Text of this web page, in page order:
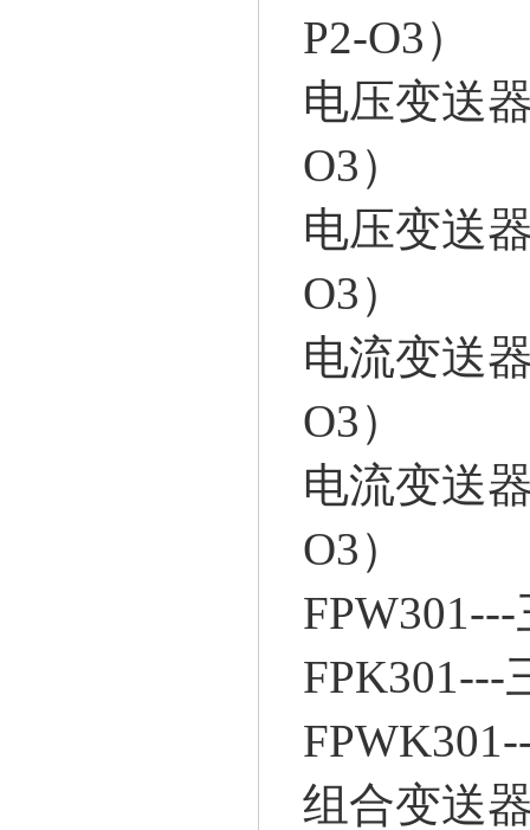
P2-O3）
电压变送
O3）
电压变送
O3）
电流变送
O3）
电流变送
O3）
FPK301---
组合变送